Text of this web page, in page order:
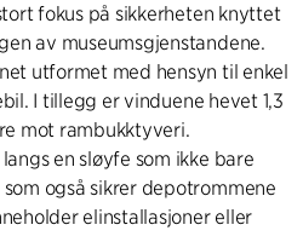
fokus på sikkerheten knyttet
av museumsgjenstandene.
utformet med hensyn til enkel
I tillegg er vinduene hevet 1,3
mot rambukktyveri.
en sløyfe som ikke bare
også sikrer depotrommene
elinstallasjoner eller